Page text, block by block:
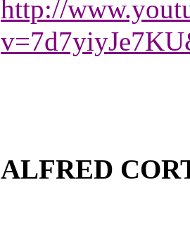
http://
ALFRED